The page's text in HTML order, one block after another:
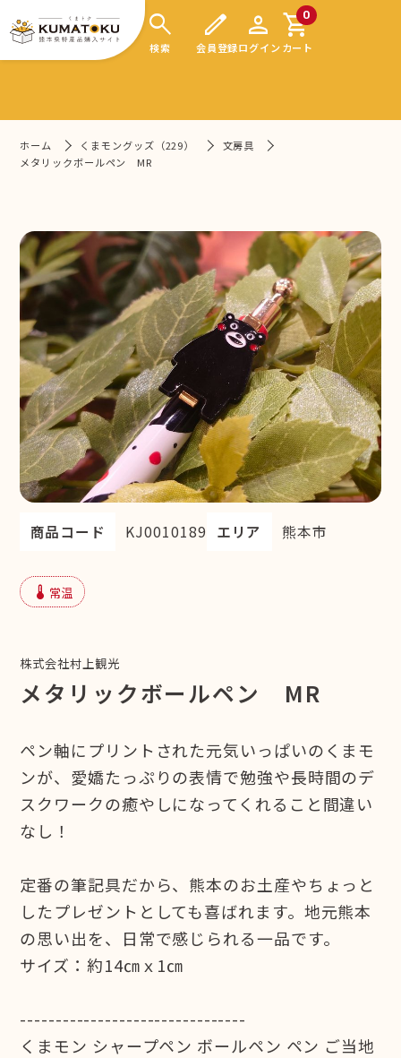
search
検索
edit
会員登録
person
ログイン
0
shopping_cart
カート
ホーム くまモングッズ（229）
文房具
メタリックボールペン MR
商品コード KJ0010189 エリア 熊本市
device_thermostat 常温
株式会社村上観光
メタリックボールペン MR
ペン軸にプリントされた元気いっぱいのくまモ
ンが、愛嬌たっぷりの表情で勉強や長時間のデ
スクワークの癒やしになってくれること間違い
なし！
定番の筆記具だから、熊本のお土産やちょっと
したプレゼントとしても喜ばれます。地元熊本
の思い出を、日常で感じられる一品です。
サイズ：約14㎝ｘ1㎝
--------------------------------
くまモン シャープペン ボールペン ペン ご当地